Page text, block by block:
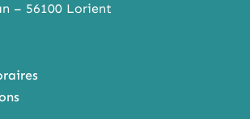
– 56100 Lorient